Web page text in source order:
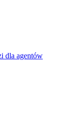
dla agentów